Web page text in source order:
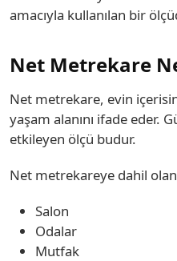
amacıyla kullanılan bir
Net Metrekare
Net metrekare, evin
yaşam alanını ifade eder.
etkileyen ölçü budur.
Net metrekareye dahil
Salon
Odalar
Mutfak